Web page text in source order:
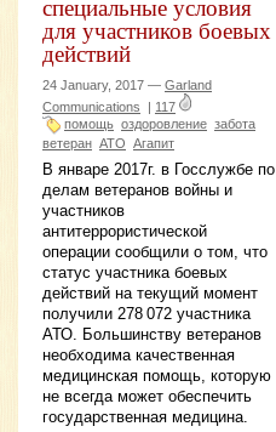
специальные условия
для участников боевых
действий
24 January, 2017 — Garland
Communications | 117
помощь оздоровление забота
ветеран АТО Агапит
В январе 2017г. в Госслужбе по
делам ветеранов войны и
участников
антитеррористической
операции сообщили о том, что
статус участника боевых
действий на текущий момент
получили 278 072 участника
АТО. Большинству ветеранов
необходима качественная
медицинская помощь, которую
не всегда может обеспечить
государственная медицина.